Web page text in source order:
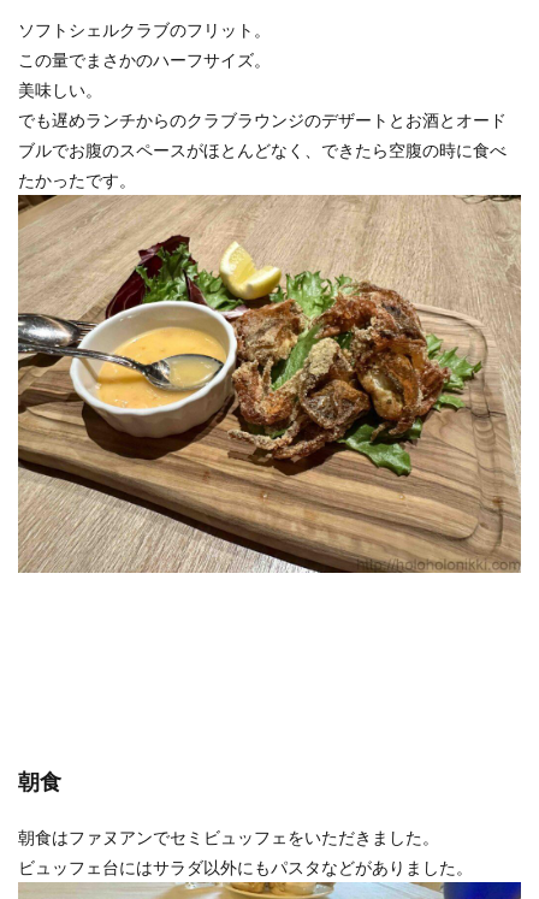
ソフトシェルクラブのフリット。
この量でまさかのハーフサイズ。
美味しい。
でも遅めランチからのクラブラウンジのデザートとお酒とオード
ブルでお腹のスペースがほとんどなく、できたら空腹の時に食べ
たかったです。
朝食
朝食はファヌアンでセミビュッフェをいただきました。
ビュッフェ台にはサラダ以外にもパスタなどがありました。